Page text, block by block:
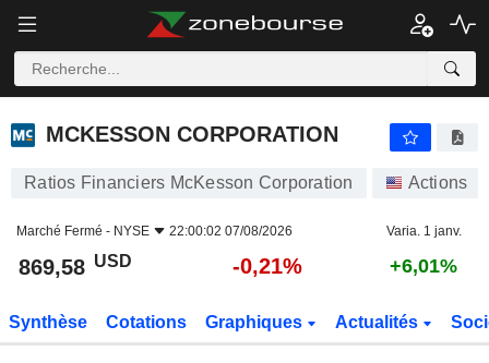
MCKESSON CORPORATION
MCKESSON CORPORATION
Ratios Financiers McKesson Corporation Actions
Marché Fermé - NYSE 22:00:02 07/08/2026 Varia. 1 janv.
869,58 USD -0,21% +6,01%
Synthèse Cotations Graphiques Actualités